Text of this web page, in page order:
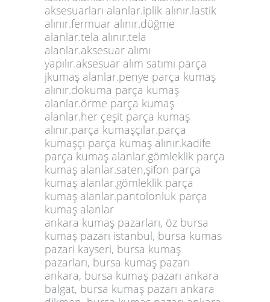
aksesuarları alanlar.iplik alınır.lastik
alınır.fermuar alınır.düğme
alanlar.tela alınır.tela
alanlar.aksesuar alımı
yapılır.aksesuar alım satımı parça
jkumaş alanlar.penye parça kumaş
alınır.dokuma parça kumaş
alanlar.örme parça kumaş
alanlar.her çeşit parça kumaş
alınır.parça kumaşçılar.parça
kumaşçı parça kumaş alınır.kadife
parça kumaş alanlar.gömleklik parça
kumaş alanlar.saten,şifon parça
kumaş alanlar.gömleklik parça
kumaş alanlar.pantolonluk parça
kumaş alanlar
ankara kumaş pazarları, öz bursa
kumaş pazarı istanbul, bursa kumas
pazari kayseri, bursa kumaş
pazarları, bursa kumaş pazarı
ankara, bursa kumaş pazarı ankara
balgat, bursa kumaş pazarı ankara